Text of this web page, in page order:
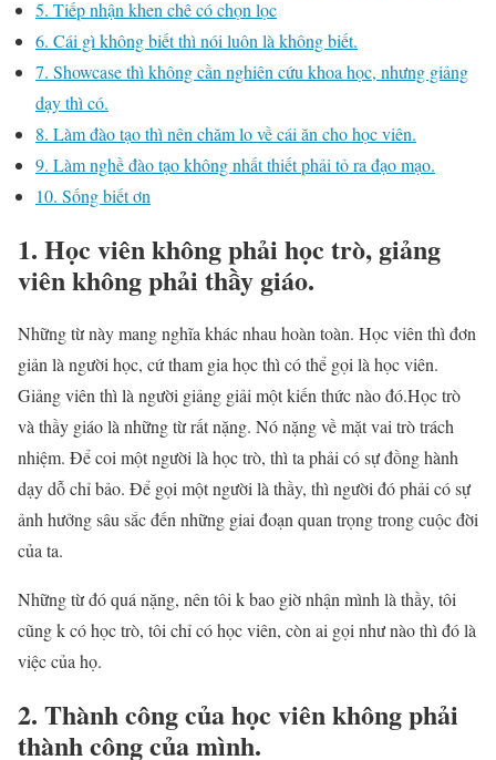
5. Tiếp nhận khen chê có chọn lọc
6. Cái gì không biết thì nói luôn là không biết.
7. Showcase thì không cần nghiên cứu khoa học, nhưng giảng
dạy thì có.
8. Làm đào tạo thì nên chăm lo về cái ăn cho học viên.
9. Làm nghề đào tạo không nhất thiết phải tỏ ra đạo mạo.
10. Sống biết ơn
1. Học viên không phải học trò, giảng
viên không phải thầy giáo.
Những từ này mang nghĩa khác nhau hoàn toàn. Học viên thì đơn
giản là người học, cứ tham gia học thì có thể gọi là học viên.
Giảng viên thì là người giảng giải một kiến thức nào đó.Học trò
và thầy giáo là những từ rất nặng. Nó nặng về mặt vai trò trách
nhiệm. Để coi một người là học trò, thì ta phải có sự đồng hành
dạy dỗ chỉ bảo. Để gọi một người là thầy, thì người đó phải có sự
ảnh hưởng sâu sắc đến những giai đoạn quan trọng trong cuộc đời
của ta.
Những từ đó quá nặng, nên tôi k bao giờ nhận mình là thầy, tôi
cũng k có học trò, tôi chỉ có học viên, còn ai gọi như nào thì đó là
việc của họ.
2. Thành công của học viên không phải
thành công của mình.